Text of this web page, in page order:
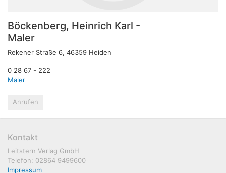
Böckenberg, Heinrich Karl -
Maler
Rekener Straße 6, 46359 Heiden
0 28 67 - 222
Maler
Anrufen
Kontakt
Leitstern Verlag GmbH
Telefon: 02864 9499600
Impressum